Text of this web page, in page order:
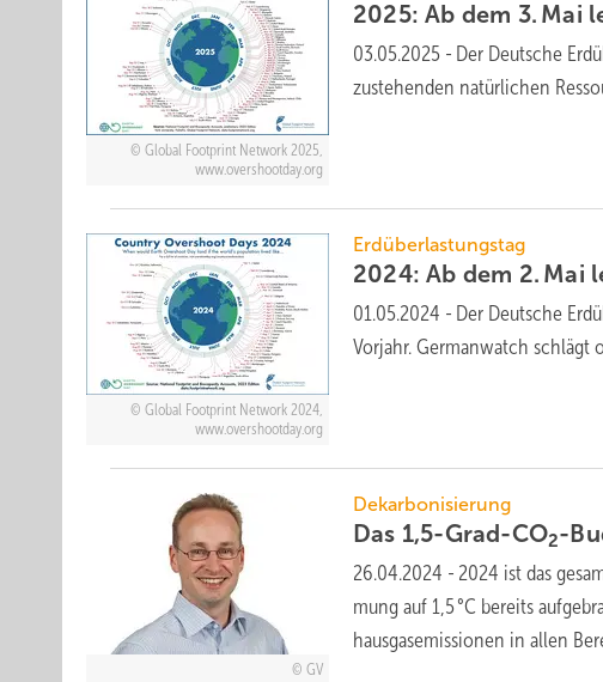
Global Footprint Network 2025,
www.overshootday.org
2025: Ab dem 3. Mai
03.05.2025 - Der Deutsche
zu­stehen­den na­tür­lichen
Global Footprint Network 2024,
www.overshootday.org
Erdüberlastungstag
2024: Ab dem 2. Mai
01.05.2024 - Der Deutsche
Vor­jahr. Germanwatch schlägt
GV
Dekarbonisierung
Das 1,5-Grad-CO2-
26.04.2024 - 2024 ist das
mung auf 1,5 °C be­reits
haus­gas­e­missi­on­en in al­len